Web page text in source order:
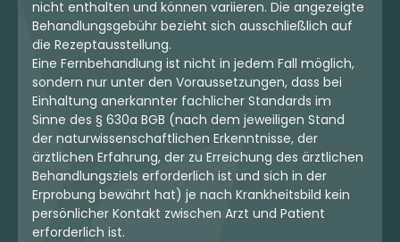
nicht enthalten und können variieren. Die angezeigte
Behandlungsgebühr bezieht sich ausschließlich auf
die Rezeptausstellung.
Eine Fernbehandlung ist nicht in jedem Fall möglich,
sondern nur unter den Voraussetzungen, dass bei
Einhaltung anerkannter fachlicher Standards im
Sinne des § 630a BGB (nach dem jeweiligen Stand
der naturwissenschaftlichen Erkenntnisse, der
ärztlichen Erfahrung, der zu Erreichung des ärztlichen
Behandlungsziels erforderlich ist und sich in der
Erprobung bewährt hat) je nach Krankheitsbild kein
persönlicher Kontakt zwischen Arzt und Patient
erforderlich ist.